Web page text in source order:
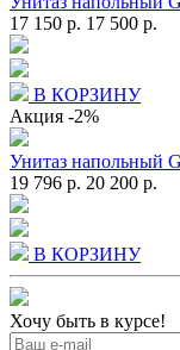
17 150 р. 17 500 р.
В КОРЗИНУ
Акция -2%
Унитаз напольный
19 796 р. 20 200 р.
В КОРЗИНУ
Хочу быть в курсе!